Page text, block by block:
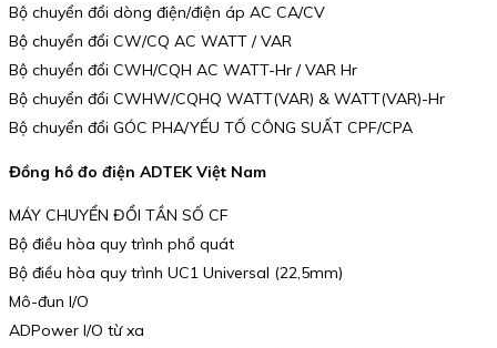
Bộ chuyển đổi dòng điện/điện áp AC CA/CV
Bộ chuyển đổi CW/CQ AC WATT / VAR
Bộ chuyển đổi CWH/CQH AC WATT-Hr / VAR Hr
Bộ chuyển đổi CWHW/CQHQ WATT(VAR) & WATT(VAR)-Hr
Bộ chuyển đổi GÓC PHA/YẾU TỐ CÔNG SUẤT CPF/CPA
Đồng hồ đo điện ADTEK Việt Nam
MÁY CHUYỂN ĐỔI TẦN SỐ CF
Bộ điều hòa quy trình phổ quát
Bộ điều hòa quy trình UC1 Universal (22,5mm)
Mô-đun I/O
ADPower I/O từ xa